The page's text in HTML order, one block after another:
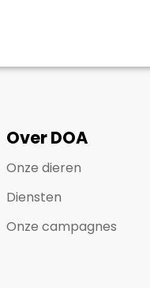
Over DOA
Onze dieren
Diensten
Onze campagnes